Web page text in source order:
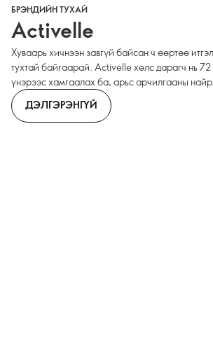
БРЭНДИЙН ТУХАЙ
Activelle
Хуваарь хичнээн завгүй байсан ч өөртөө
тухтай байгаарай. Activelle хөлс дарагч нь 72
үнэрээс хамгаалах ба, арьс арчилгааны
ДЭЛГЭРЭНГҮЙ